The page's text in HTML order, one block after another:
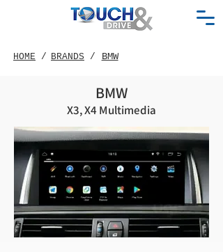
X3, X4 Multimedia
BMW
HOME / BRANDS / BMW